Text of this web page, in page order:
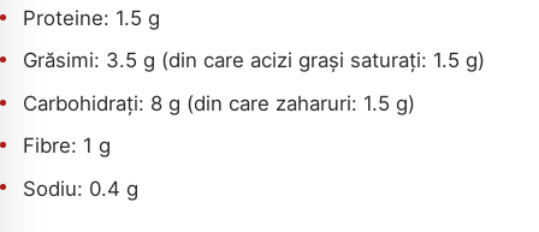
Proteine: 1.5 g
Grăsimi: 3.5 g (din care acizi grași saturați: 1.5 g)
Carbohidrați: 8 g (din care zaharuri: 1.5 g)
Fibre: 1 g
Sodiu: 0.4 g